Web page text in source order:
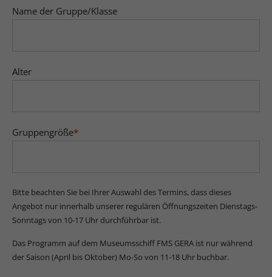
Name der Gruppe/Klasse
Alter
Gruppengröße*
Bitte beachten Sie bei Ihrer Auswahl des Termins, dass dieses
Angebot nur innerhalb unserer regulären Öffnungszeiten Dienstags-
Sonntags von 10-17 Uhr durchführbar ist.
Das Programm auf dem Museumsschiff FMS GERA ist nur während
der Saison (April bis Oktober) Mo-So von 11-18 Uhr buchbar.